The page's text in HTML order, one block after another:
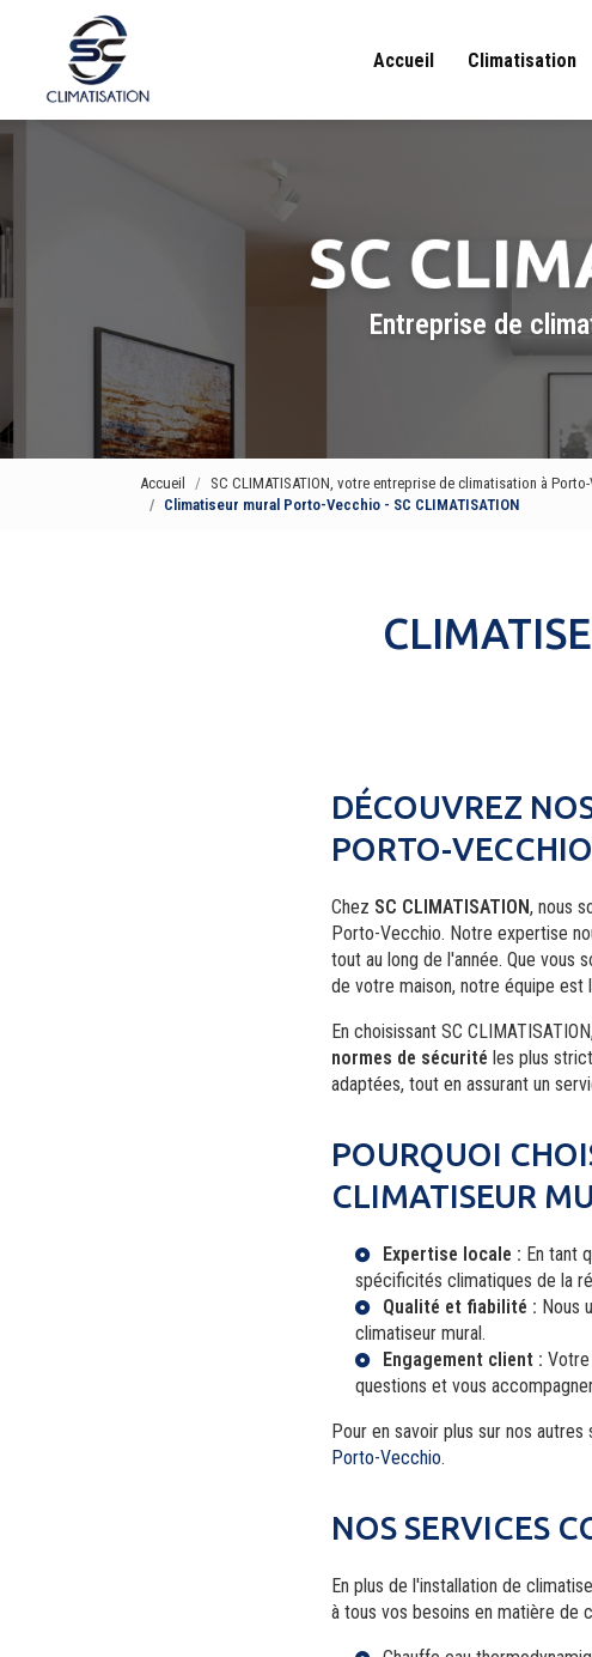
principal
Accueil Climatisation
Entreprise de
Accueil SC CLIMATISATION, votre entreprise de climatisation à
Climatiseur mural Porto-Vecchio - SC CLIMATISATION
DÉCOUVREZ
PORTO-VECCHIO
Chez SC CLIMATISATION, nous
Porto-Vecchio. Notre expertise
tout au long de l'année. Que vous
de votre maison, notre équipe est
En choisissant SC
normes de sécurité les plus
adaptées, tout en assurant un
POURQUOI
CLIMATISEUR
Expertise locale : En tant
spécificités climatiques de la
Qualité et fiabilité : Nous
climatiseur mural.
Engagement client :
questions et vous
Pour en savoir plus sur nos
Porto-Vecchio.
NOS SERVICES
En plus de l'installation de
à tous vos besoins en matière de